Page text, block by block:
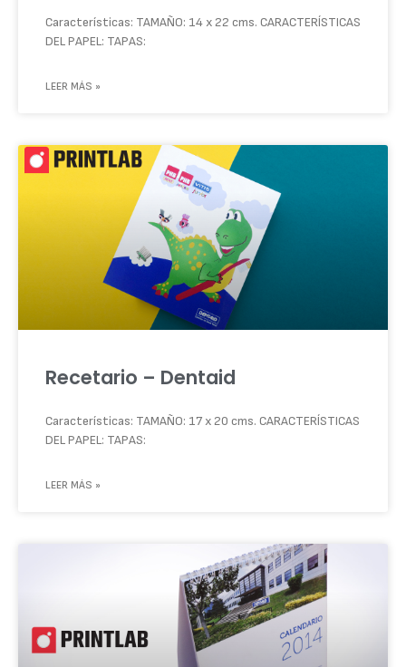
Características: TAMAÑO: 14 x 22 cms. CARACTERÍSTICAS
DEL PAPEL: TAPAS:
LEER MÁS »
Recetario – Dentaid
Características: TAMAÑO: 17 x 20 cms. CARACTERÍSTICAS
DEL PAPEL: TAPAS:
LEER MÁS »